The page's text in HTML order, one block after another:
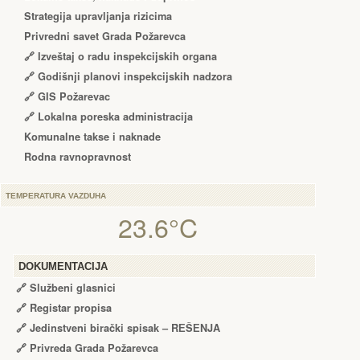
Strategija upravljanja rizicima
Privredni savet Grada Požarevca
🔗 Izveštaj o radu inspekcijskih organa
🔗 Godišnji planovi inspekcijskih nadzora
🔗 GIS Požarevac
🔗 Lokalna poreska administracija
Komunalne takse i naknade
Rodna ravnopravnost
TEMPERATURA VAZDUHA
23.6°C
DOKUMENTACIJA
🔗 Službeni glasnici
🔗 Registar propisa
🔗 Jedinstveni birački spisak – RЕŠЕNJA
🔗 Privreda Grada Požarevca